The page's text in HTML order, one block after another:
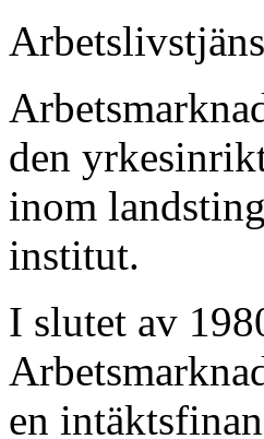
den
inom
institut.
I slutet av
en